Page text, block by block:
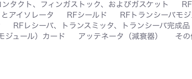
タクト、フィンガストック、およびガスケット
アイソレータ
RFシールド RFトランシーバモ
RFレシーバ、トランスミッタ、トランシーバ完成品
ジュール）カード
アッテネータ（減衰器） そ